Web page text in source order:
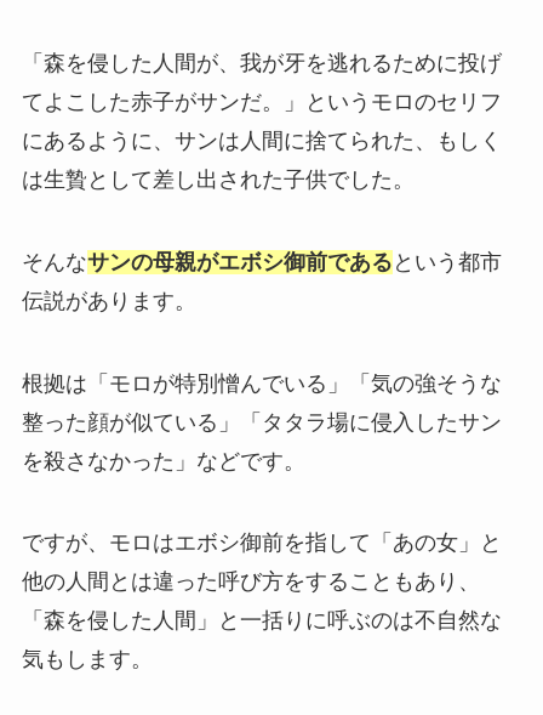
「森を侵した人間が、我が牙を逃れるために投げ
てよこした赤子がサンだ。」というモロのセリフ
にあるように、サンは人間に捨てられた、もしく
は生贄として差し出された子供でした。
そんなサンの母親がエボシ御前である という都市
伝説があります。
根拠は「モロが特別憎んでいる」「気の強そうな
整った顔が似ている」「タタラ場に侵入したサン
を殺さなかった」などです。
ですが、モロはエボシ御前を指して「あの女」と
他の人間とは違った呼び方をすることもあり、
「森を侵した人間」と一括りに呼ぶのは不自然な
気もします。